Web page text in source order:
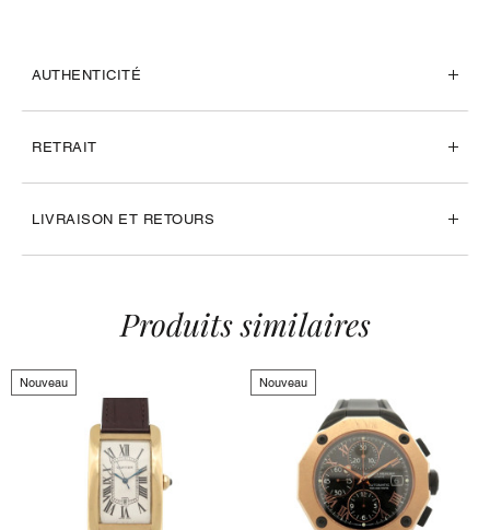
AUTHENTICITÉ
RETRAIT
LIVRAISON ET RETOURS
Produits similaires
Nouveau Nouveau